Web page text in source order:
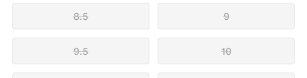
8.5 9
9.5 10